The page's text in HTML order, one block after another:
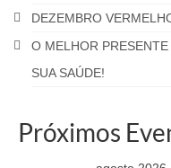
DEZEMBRO
O MELHOR
SUA SAÚDE!
Próximos